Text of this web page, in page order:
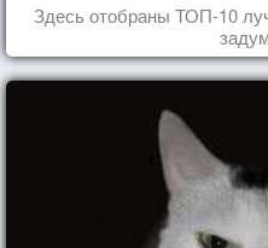
Здесь отобраны ТОП-10